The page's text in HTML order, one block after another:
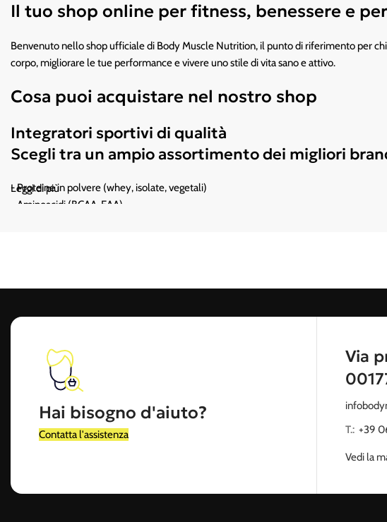
Il tuo shop online per fitness, benessere e
Benvenuto nello shop ufficiale di Body Muscle Nutrition, il punto di riferimento per
corpo, migliorare le tue performance e vivere uno stile di vita sano e attivo.
Cosa puoi acquistare nel nostro shop
Integratori sportivi di qualità
Scegli tra un ampio assortimento dei migliori
- Proteine in polvere (whey, isolate, vegetali)
- Aminoacidi (BCAA, EAA)
Alimenti proteici e funzionali
Snack proteici, creme spalmabili, farine, biscotti e prodotti low-carb per non rinunciare
Attrezzature e accessori per l’allenamento
Dalle panche alle fasce elastiche, dai manubri agli strumenti per il functional
Per chi è pensato il nostro shop
🔹 Personal trainer e preparatori atletici
Leggi di più
Hai bisogno d'aiuto?
Contatta l'assistenza
Via
T.:‭ +39
Vedi la